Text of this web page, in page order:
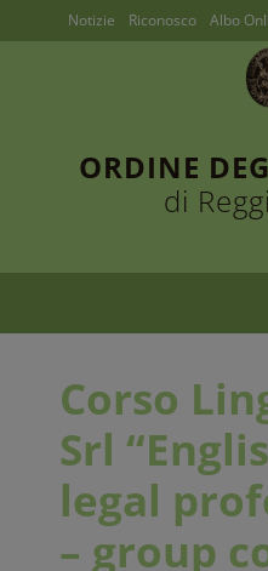
ORDINE
di
Notizie Riconosco Albo
Corso
Srl
legal
– group